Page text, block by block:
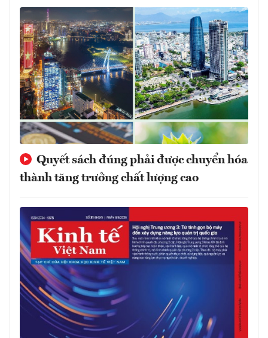
Quyết sách đúng phải được chuyển hóa
thành tăng trưởng chất lượng cao